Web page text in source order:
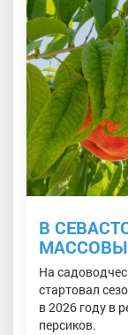
В
На
стартовал
в 2026 году в
персиков.